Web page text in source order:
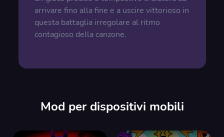
arrivare fino alla fine e a uscire vittorioso in
questa battaglia irregolare al ritmo
contagioso della canzone.
Mod per dispositivi mobili